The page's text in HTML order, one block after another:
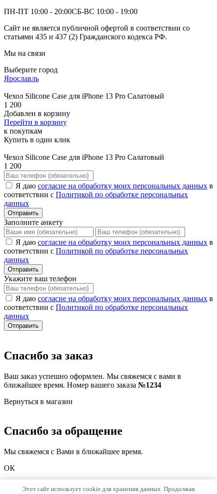
ПН-ПТ 10:00 - 20:00СБ-ВС 10:00 - 19:00
Сайт не является публичной офертой в соответствии со
статьями 435 и 437 (2) Гражданского кодекса РФ.
Мы на связи
Выберите город
Ярославль
Чехол Silicone Case для iPhone 13 Pro Салатовый
1 200
Добавлен в корзину
Перейти в корзину
к покупкам
Купить в один клик
Чехол Silicone Case для iPhone 13 Pro Салатовый
1 200
Я даю согласие на обработку моих персональных данных в
соответствии с Политикой по обработке персональных
данных
Отправить
Заполните анкету
Я даю согласие на обработку моих персональных данных в
соответствии с Политикой по обработке персональных
данных
Отправить
Укажите ваш телефон
Я даю согласие на обработку моих персональных данных в
соответствии с Политикой по обработке персональных
данных
Отправить
Спасибо за заказ
Ваш заказ успешно оформлен. Мы свяжемся с вами в
ближайшее время. Номер вашего заказа №1234
Вернуться в магазин
Спасибо за обращение
Мы свяжемся с Вами в ближайшее время.
ОК
Этот сайт использует cookie для хранения данных. Продолжая